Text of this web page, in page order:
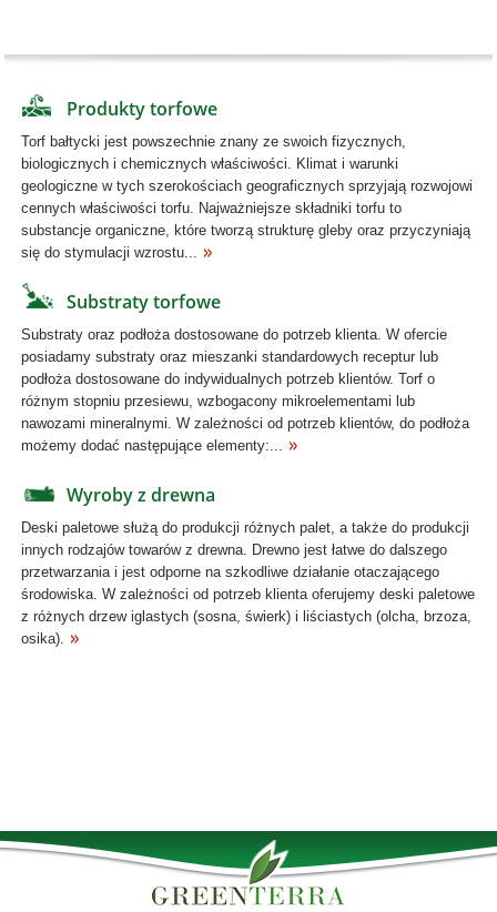
Produkty torfowe
Torf bałtycki jest powszechnie znany ze swoich fizycznych,
biologicznych i chemicznych właściwości. Klimat i warunki
geologiczne w tych szerokościach geograficznych sprzyjają rozwojowi
cennych właściwości torfu. Najważniejsze składniki torfu to
substancje organiczne, które tworzą strukturę gleby oraz przyczyniają
się do stymulacji wzrostu...
Substraty torfowe
Substraty oraz podłoża dostosowane do potrzeb klienta. W ofercie
posiadamy substraty oraz mieszanki standardowych receptur lub
podłoża dostosowane do indywidualnych potrzeb klientów. Torf o
różnym stopniu przesiewu, wzbogacony mikroelementami lub
nawozami mineralnymi. W zależności od potrzeb klientów, do podłoża
możemy dodać następujące elementy:...
Wyroby z drewna
Deski paletowe służą do produkcji różnych palet, a także do produkcji
innych rodzajów towarów z drewna. Drewno jest łatwe do dalszego
przetwarzania i jest odporne na szkodliwe działanie otaczającego
środowiska. W zależności od potrzeb klienta oferujemy deski paletowe
z różnych drzew iglastych (sosna, świerk) i liściastych (olcha, brzoza,
osika).